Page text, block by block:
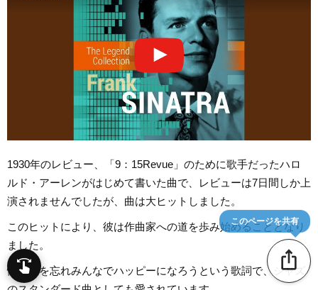
1930年のレビュー、「9：15Revue」のために歌手だったハロ
ルド・アーレンがはじめて書いた曲で、レビューは7日間しか上
演されませんでしたが、曲は大ヒットしました。
このヒットにより、彼は作曲家への道を歩み始めることとなり
ました。
悩み事を忘れみんなでハッピーになろうという歌詞で、ジャズ
ios_share
このページを共有
swipe 指先で音楽をブラウズ